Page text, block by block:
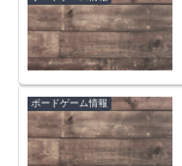
ボードゲーム情報